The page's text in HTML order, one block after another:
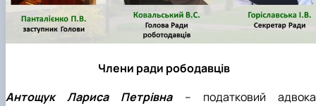
Кафедра міжнародного права та
порівняльного правознавства
План роботи
Протоколи засідань
Звіти про роботу
Члени ради рободавців
Антощук Лариса Петрівна– податковий